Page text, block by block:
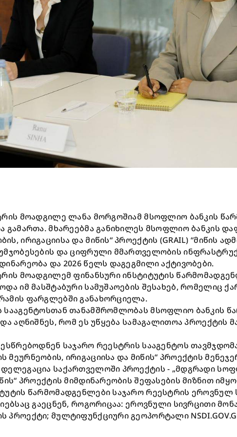
მოადგილე ლანა მორგოშიამ მსოფლიო ბანკის
გამართა. მხარეებმა განიხილეს მსოფლიო ბანკის
ირიგაციისა და მიწის“ პროექტის (GRAIL) “მიწის
და ციფრული მმართველობის
და 2026 წელს დაგეგმილი აქტივობები.
მოადგილემ ფინანსური ინსტიტუტის
იმ მასშტაბური სამუშაოების შესახებ, რომელიც
ფარგლებში განახორციელა.
სააგენტოსთან თანამშრომლობას მსოფლიო ბანკის
აღნიშნეს, რომ ეს უწყება სამაგალითოა პროექტის
საჯარო რეესტრის სააგენტოს
მეურნეობის, ირიგაციისა და მიწის“ პროექტის
საქართველოში პროექტის - „მდგრადი
პროექტის მიმდინარეობის შეფასების მიზნით
წარმომადგენლები საჯარო რეესტრის ეროვნულ
გაეცნენ, როგორიცაა: ეროვნული სივრცითი
პროექტი; მულტიფუნქციური გეოპორტალი